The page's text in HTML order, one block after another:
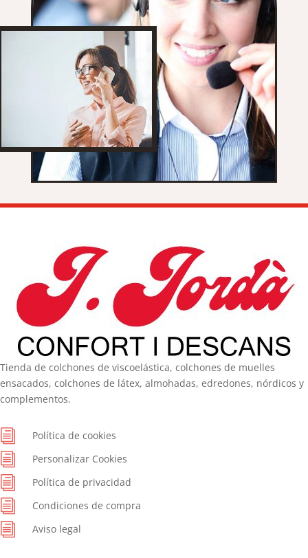
Tienda de colchones de viscoelástica, colchones de muelles
ensacados, colchones de látex, almohadas, edredones, nórdicos y
complementos.
i Política de cookies
i Personalizar Cookies
i Política de privacidad
i Condiciones de compra
i Aviso legal